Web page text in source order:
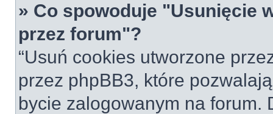
» Co spowoduje "Usunięcie
przez forum"?
“Usuń cookies utworzone
przez phpBB3, które
bycie zalogowanym na forum.